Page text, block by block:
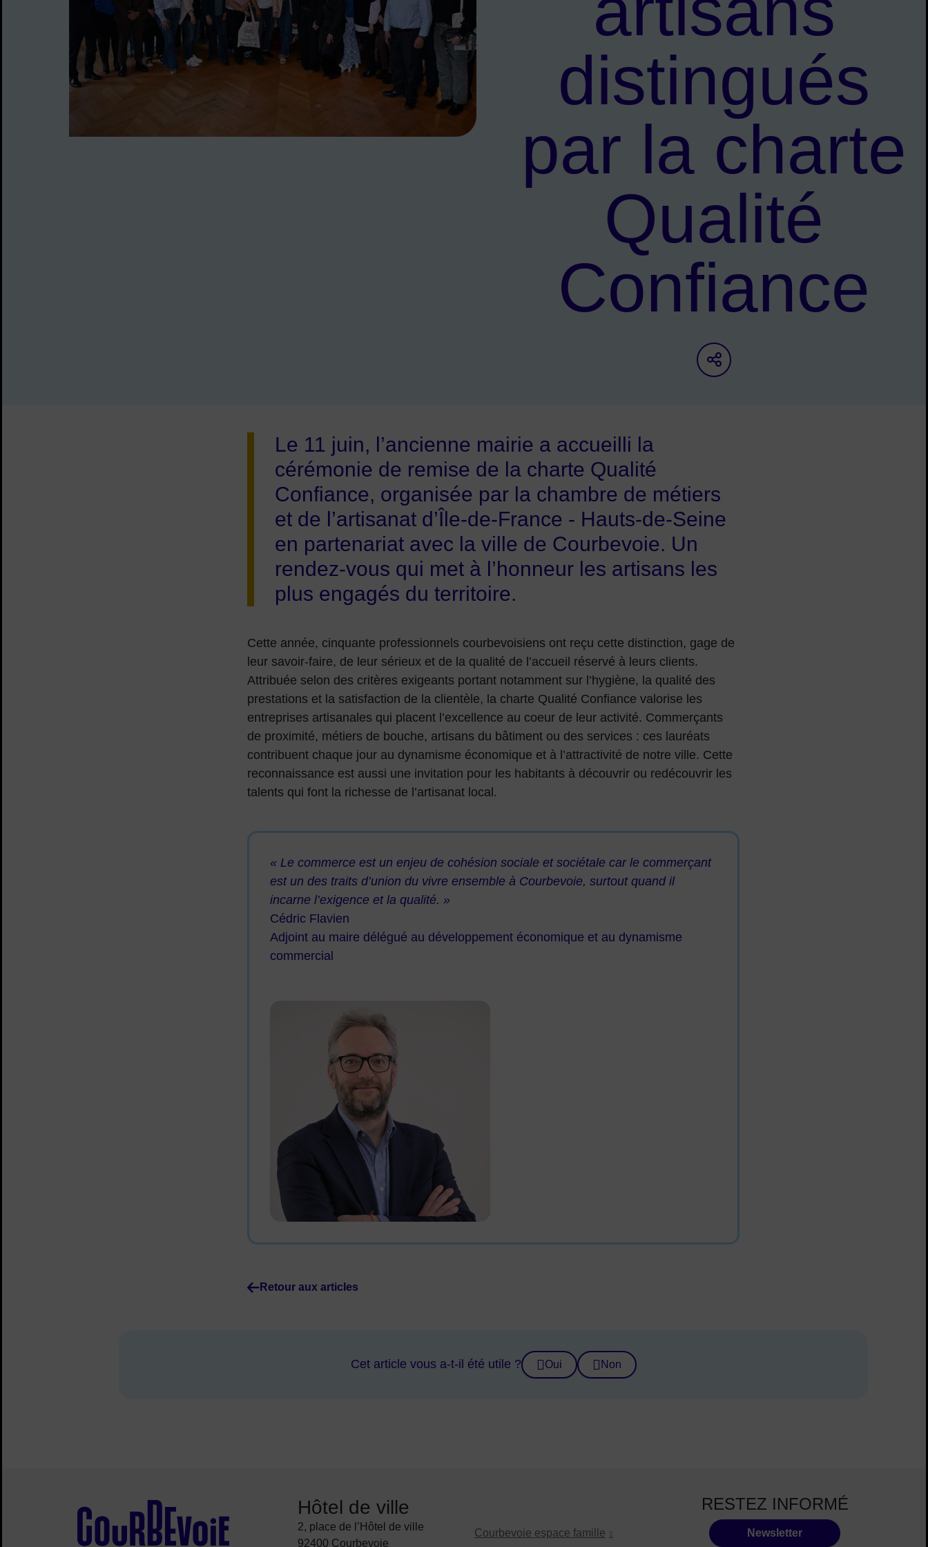
distingués
par la charte
Qualité
Confiance
Partager sur les réseaux
Le 11 juin, l’ancienne mairie a accueilli la
cérémonie de remise de la charte Qualité
Confiance, organisée par la chambre de métiers
et de l’artisanat d’Île-de-France - Hauts-de-Seine
en partenariat avec la ville de Courbevoie. Un
rendez-vous qui met à l’honneur les artisans les
plus engagés du territoire.
Cette année, cinquante professionnels courbevoisiens ont reçu cette distinction, gage de
leur savoir-faire, de leur sérieux et de la qualité de l’accueil réservé à leurs clients.
Attribuée selon des critères exigeants portant notamment sur l’hygiène, la qualité des
prestations et la satisfaction de la clientèle, la charte Qualité Confiance valorise les
entreprises artisanales qui placent l’excellence au coeur de leur activité. Commerçants
de proximité, métiers de bouche, artisans du bâtiment ou des services : ces lauréats
contribuent chaque jour au dynamisme économique et à l’attractivité de notre ville. Cette
reconnaissance est aussi une invitation pour les habitants à découvrir ou redécouvrir les
talents qui font la richesse de l’artisanat local.
« Le commerce est un enjeu de cohésion sociale et sociétale car le commerçant
est un des traits d’union du vivre ensemble à Courbevoie, surtout quand il
incarne l’exigence et la qualité. »
Cédric Flavien
Adjoint au maire délégué au développement économique et au dynamisme
commercial
Retour aux articles
Cet article vous a-t-il été utile ? Oui Non
Site de la ville de Courbevoie
Hôtel de ville
2, place de l’Hôtel de ville
92400 Courbevoie
Courbevoie espace famille
RESTEZ INFORMÉ
Newsletter